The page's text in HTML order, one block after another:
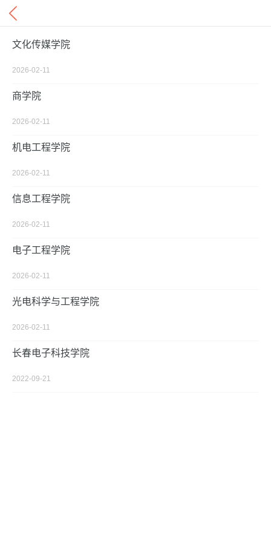
文化传媒学院
2026-02-11
商学院
2026-02-11
机电工程学院
2026-02-11
信息工程学院
2026-02-11
电子工程学院
2026-02-11
光电科学与工程学院
2026-02-11
长春电子科技学院
2022-09-21